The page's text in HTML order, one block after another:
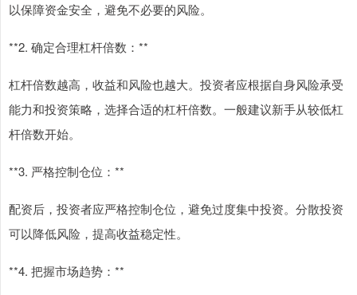
以保障资金安全，避免不必要的风险。
**2. 确定合理杠杆倍数：**
杠杆倍数越高，收益和风险也越大。投资者应根据自身风险承受
能力和投资策略，选择合适的杠杆倍数。一般建议新手从较低杠
杆倍数开始。
**3. 严格控制仓位：**
配资后，投资者应严格控制仓位，避免过度集中投资。分散投资
可以降低风险，提高收益稳定性。
**4. 把握市场趋势：**